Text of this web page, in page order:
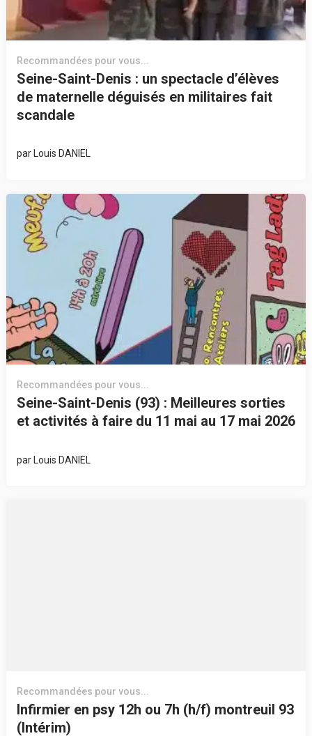
Recommandées pour vous...
Seine-Saint-Denis : un spectacle d’élèves
de maternelle déguisés en militaires fait
scandale
par Louis DANIEL
Recommandées pour vous...
Seine-Saint-Denis (93) : Meilleures sorties
et activités à faire du 11 mai au 17 mai 2026
par Louis DANIEL
Recommandées pour vous...
Infirmier en psy 12h ou 7h (h/f) montreuil 93
(Intérim)